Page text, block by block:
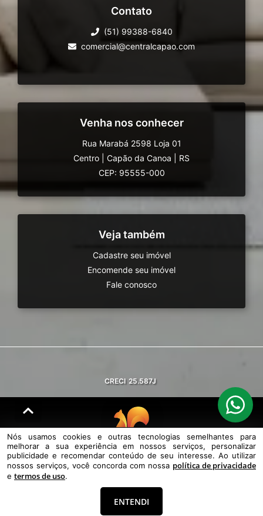
Contato
(51) 99388-6840
comercial@centralcapao.com
Venha nos conhecer
Rua Marabá 2598 Loja 01
Centro
Capão da Canoa
RS
CEP: 95555-000
Veja também
Cadastre seu imóvel
Encomende seu imóvel
Fale conosco
CRECI 25.587J
© DESENVOLVIDO PELAAGIL.NET
Nós usamos cookies e outras tecnologias semelhantes para melhorar a
sua experiência em nossos serviços, personalizar publicidade e
Nós usamos cookies e outras tecnologias semelhantes para
melhorar a sua experiência em nossos serviços, personalizar
publicidade e recomendar conteúdo de seu interesse. Ao utilizar
nossos serviços, você concorda com nossa política de privacidade
e termos de uso.
ENTENDI